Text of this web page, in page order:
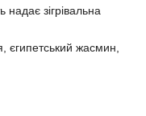
зігрівальна
жасмин,